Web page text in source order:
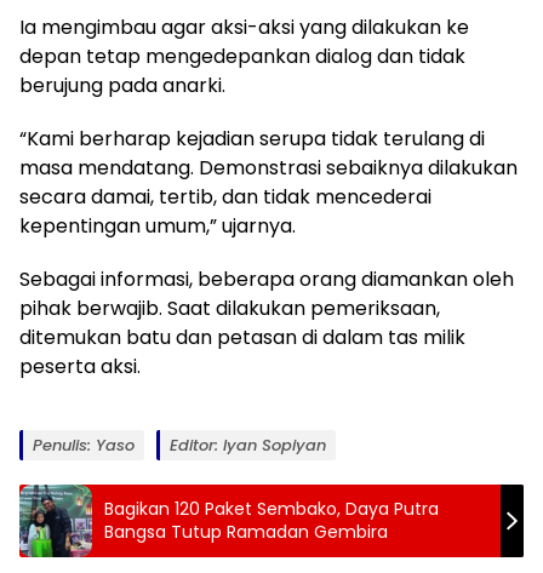
Ia mengimbau agar aksi-aksi yang dilakukan ke
depan tetap mengedepankan dialog dan tidak
berujung pada anarki.
“Kami berharap kejadian serupa tidak terulang di
masa mendatang. Demonstrasi sebaiknya dilakukan
secara damai, tertib, dan tidak mencederai
kepentingan umum,” ujarnya.
Sebagai informasi, beberapa orang diamankan oleh
pihak berwajib. Saat dilakukan pemeriksaan,
ditemukan batu dan petasan di dalam tas milik
peserta aksi.
Penulis: Yaso Editor: Iyan Sopiyan
Bagikan 120 Paket Sembako, Daya Putra
Bangsa Tutup Ramadan Gembira